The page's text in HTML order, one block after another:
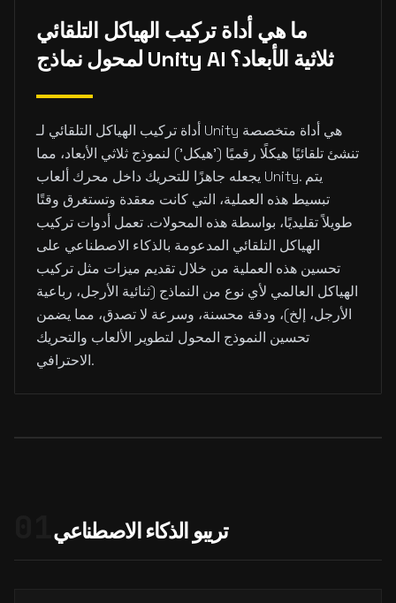
ما هي أداة تركيب الهياكل التلقائي
لمحول نماذج Unity AI ثلاثية الأبعاد؟
أداة تركيب الهياكل التلقائي لـ Unity هي أداة متخصصة
تنشئ تلقائيًا هيكلًا رقميًا ('هيكل') لنموذج ثلاثي الأبعاد، مما
يجعله جاهزًا للتحريك داخل محرك ألعاب Unity. يتم
تبسيط هذه العملية، التي كانت معقدة وتستغرق وقتًا
طويلاً تقليديًا، بواسطة هذه المحولات. تعمل أدوات تركيب
الهياكل التلقائي المدعومة بالذكاء الاصطناعي على
تحسين هذه العملية من خلال تقديم ميزات مثل تركيب
الهياكل العالمي لأي نوع من النماذج (ثنائية الأرجل، رباعية
الأرجل، إلخ)، ودقة محسنة، وسرعة لا تصدق، مما يضمن
تحسين النموذج المحول لتطوير الألعاب والتحريك
الاحترافي.
تريبو الذكاء الاصطناعي